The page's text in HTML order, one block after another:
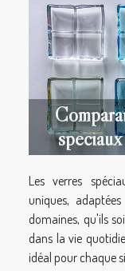
Les verres
uniques,
domaines, qu'ils
dans la vie
idéal pour chaque